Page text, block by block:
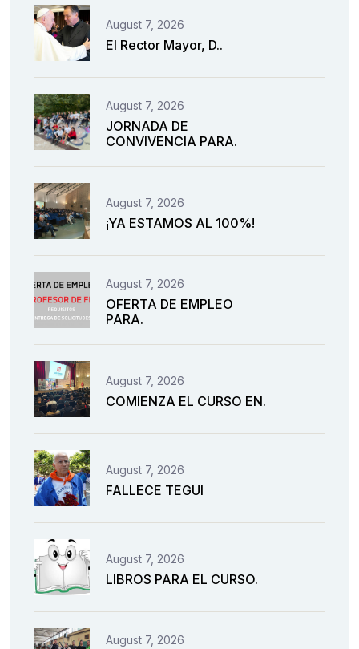
August 7, 2026
El Rector Mayor, D..
August 7, 2026
JORNADA DE
CONVIVENCIA PARA.
August 7, 2026
¡YA ESTAMOS AL 100%!
August 7, 2026
OFERTA DE EMPLEO
PARA.
August 7, 2026
COMIENZA EL CURSO EN.
August 7, 2026
FALLECE TEGUI
August 7, 2026
LIBROS PARA EL CURSO.
August 7, 2026